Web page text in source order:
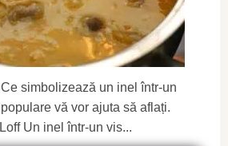
simbolizează un inel într-un
vă vor ajuta să aflați.
Un inel într-un vis...